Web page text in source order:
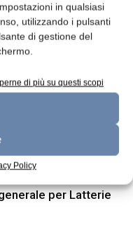
in qualsiasi
utilizzando i pulsanti
di gestione del
di più su questi scopi
Policy
mercati 2-9-
2020
per Latterie